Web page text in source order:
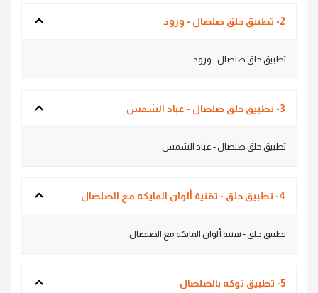
2- تطبيق حلق صلصال - ورود
تطبيق حلق صلصال - ورود
3- تطبيق حلق صلصال - عباد الشمس
تطبيق حلق صلصال - عباد الشمس
4- تطبيق حلق - تقنية ألوان المايكه مع الصلصال
تطبيق حلق - تقنية ألوان المايكه مع الصلصال
5- تطبيق توكه بالصلصال